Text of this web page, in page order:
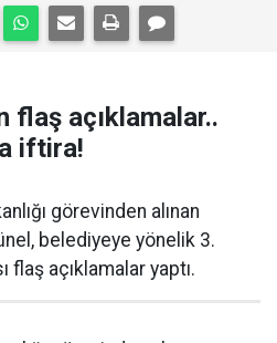
flaş açıklamalar..
iftira!
görevinden alınan
belediyeye yönelik 3.
flaş açıklamalar yaptı.